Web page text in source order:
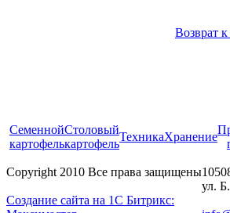
Возврат
Cеменной
картофель
Столовый
картофель
ТехникаХранение
Copyright 2010 Все права защищены
Создание сайта на 1С Битрикс:
ул.